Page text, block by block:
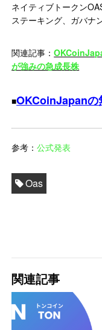
ネイティブトークン
ステーキング、ガバナ
関連記事：
が強みの急成長株
■OKCoinJapanの
参考：公式発表
Oas
関連記事